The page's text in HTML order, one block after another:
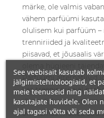
märke, ole valmis
vähem parfüümi
olulisem kui parfüüm –
trenniriided ja
piisavad, et jõusaalis
Parfüümi alternatiivid
kas treeningu ajal
jõusaali, kus palutakse
on olemas mõned
See veebisait kasutab
jälgimistehnoloogiaid, et
meie teenuseid ning
kasutajate huvidele. Olen
ajal tagasi võtta või seda